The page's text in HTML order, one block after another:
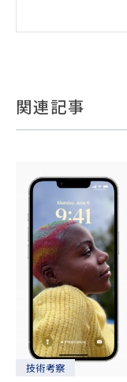
関連記事
技術考察